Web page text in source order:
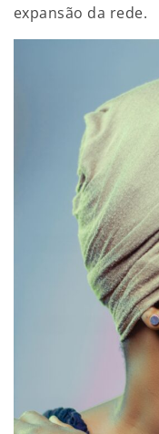
expansão da rede.